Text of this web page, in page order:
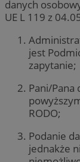
danych
UE L 119 z
jest
zapytanie;
Pani/Pana
RODO;
Podanie
jednakże